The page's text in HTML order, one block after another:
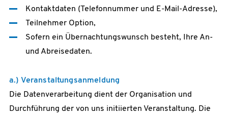
Kontaktdaten (Telefonnummer und E-Mail-Adresse),
Teilnehmer Option,
Sofern ein Übernachtungswunsch besteht, Ihre An-
und Abreisedaten.
a.) Veranstaltungsanmeldung
Die Datenverarbeitung dient der Organisation und
Durchführung der von uns initiierten Veranstaltung. Die